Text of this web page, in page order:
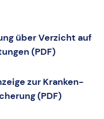
über Verzicht auf
(PDF)
zur Kranken-
(PDF)